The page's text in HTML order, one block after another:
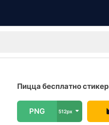
Пицца бесплатно стикер
PNG 512px